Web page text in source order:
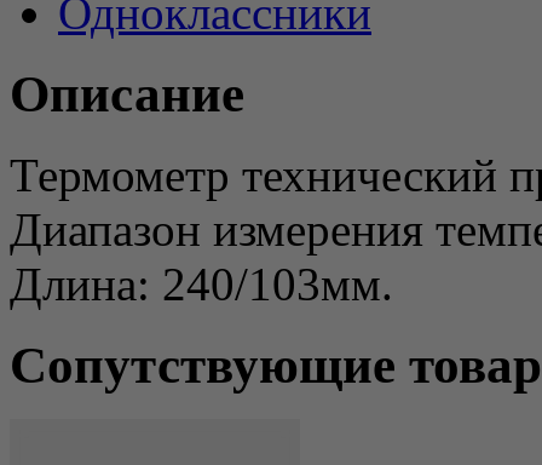
Одноклассники
Описание
Термометр технический
Диапазон измерения
Длина: 240/103мм.
Сопутствующие